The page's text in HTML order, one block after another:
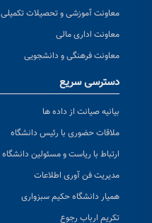
معاونت آموزشی و تحصیلات تکمیلی
معاونت اداری مالی
معاونت فرهنگی و دانشجویی
دسترسی سریع
بیانیه صیانت از داده ها
ملاقات حضوری با رئیس دانشگاه
ارتباط با ریاست و مسئولین دانشگاه
مدیریت فن آوری اطلاعات
همیار دانشگاه حکیم سبزواری
تکریم ارباب رجوع